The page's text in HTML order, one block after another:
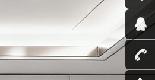
8266
850